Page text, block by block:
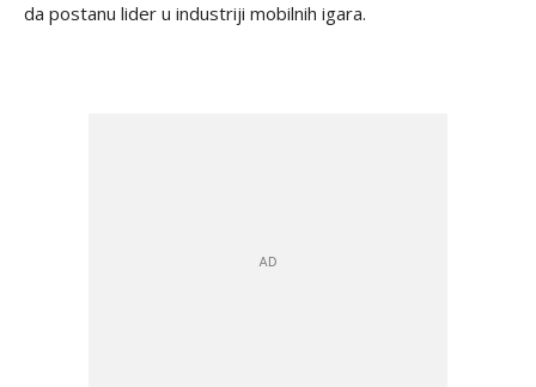
da postanu lider u industriji mobilnih igara.